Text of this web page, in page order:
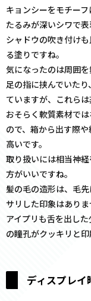
キョンシーをモチー
たるみが深いシワで表
シャドウの吹き付け
る塗りですね。
気になったのは周囲を
足の指に挟んでいた
ていますが、これら
おそらく軟質素材で
ので、箱から出す際
高いです。
取り扱いには相当神
方がいいですね。
髪の毛の造形は、毛
サリした印象はありま
アイプリも舌を出し
の瞳孔がクッキリと印
ディスプレイ